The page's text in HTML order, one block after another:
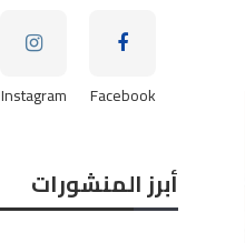
Facebook
Instagram
أبرز المنشورات